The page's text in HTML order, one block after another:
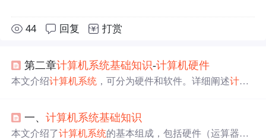
44 回复 打赏
第二章计算机系统基础知识-计算机硬件
本文介绍计算机系统 ，可分为硬件和软件。详细阐述计算
如指令寻址方式、奇偶校验码原理、磁盘调度算法等。
一、计算机系统基础知识
本文介绍了计算机系统的基本组成，包括硬件（运算器、